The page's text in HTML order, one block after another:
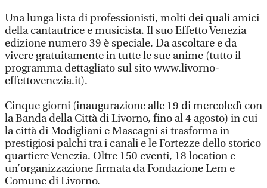
Una lunga lista di professionisti, molti dei quali amici
della cantautrice e musicista. Il suo Effetto Venezia
edizione numero 39 è speciale. Da ascoltare e da
vivere gratuitamente in tutte le sue anime (tutto il
programma dettagliato sul sito www.livorno-
effettovenezia.it).
Cinque giorni (inaugurazione alle 19 di mercoledì con
la Banda della Città di Livorno, fino al 4 agosto) in cui
la città di Modigliani e Mascagni si trasforma in
prestigiosi palchi tra i canali e le Fortezze dello storico
quartiere Venezia. Oltre 150 eventi, 18 location e
un’organizzazione firmata da Fondazione Lem e
Comune di Livorno.